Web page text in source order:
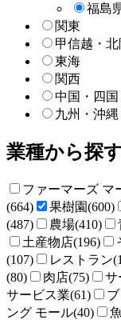
福島
関東
甲信越・北
東海
関西
中国・四国
九州・沖縄
業種から探
ファーマーズ マ
(664)
果樹園(600)
(487)
農場(410)
土産物店(196)
(107)
レストラン
(80)
肉店(75) サ
サービス業(61)
ング モール(40)